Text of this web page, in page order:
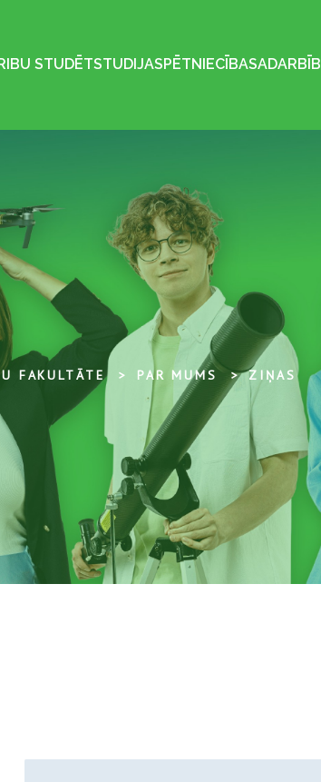
STUDĒTSTUDIJASPĒTNIECĪBA
FAKULTĀTE PAR MUMS ZIŅAS